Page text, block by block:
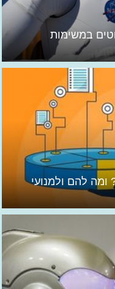
במשימות
להם ולמנועי